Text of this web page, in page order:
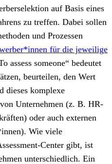
auf Basis eines
zu treffen. Dabei sollen
und Prozessen
für die jeweilige
assess someone“ bedeutet
beurteilen, den Wert
dieses komplexe
Unternehmen (z. B. HR-
oder auch externen
Wie viele
Center gibt, ist
unterschiedlich. Ein